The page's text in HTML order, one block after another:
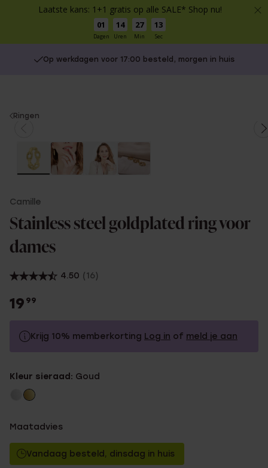
Laatste kans: 1+1 gratis op alle SALE* Shop nu!
01
Dagen
14
Uren
27
Min
13
Sec
Op werkdagen voor 17:00 besteld, morgen in huis
You
here:
Ringen
Camille
Stainless steel goldplated ring voor
dames
4.50 (16)
19 99
Krijg 10% memberkorting Log in of meld je aan
Zonder memberkorting
Kleur sieraad: Goud
Maatadvies
Vandaag besteld, dinsdag in huis